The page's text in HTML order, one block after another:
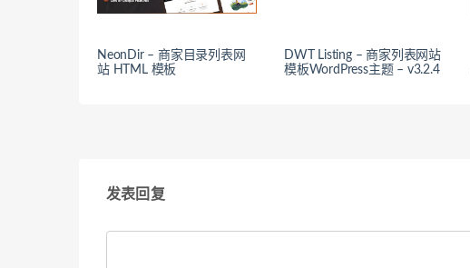
NeonDir – 商家目录列表网
站 HTML 模板
DWT Listing – 商家列表网站
模板WordPress主题 – v3.2.4
发表回复